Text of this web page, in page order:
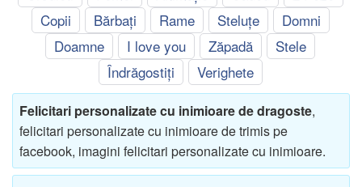
Copii
Bărbați Rame Steluțe
Domni
Doamne
I love you Zăpadă
Stele
Îndrăgostiți
Verighete
Felicitari personalizate cu inimioare de dragoste,
felicitari personalizate cu inimioare de trimis pe
facebook, imagini felicitari personalizate cu inimioare.